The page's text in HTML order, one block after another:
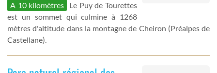
A 10 kilomètres
Le Puy de Tourettes
est un sommet qui culmine à 1268
mètres d'altitude dans la montagne de Cheiron (Préalpes de
Castellane).